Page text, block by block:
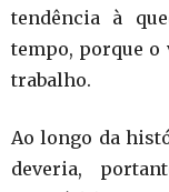
tendência à
tempo, porque o
trabalho.
Ao longo da
deveria,